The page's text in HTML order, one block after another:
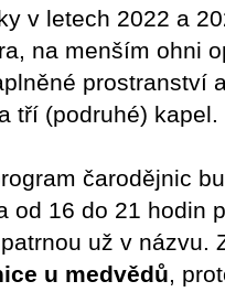
v letech 2022 a
na menším ohni
prostranství
tří (podruhé) kapel.
čarodějnic
od 16 do 21 hodin
už v názvu.
u medvědů,